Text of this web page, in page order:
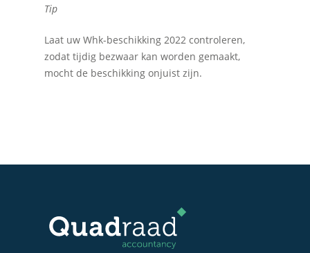
Tip
Laat uw Whk-beschikking 2022 controleren,
zodat tijdig bezwaar kan worden gemaakt,
mocht de beschikking onjuist zijn.